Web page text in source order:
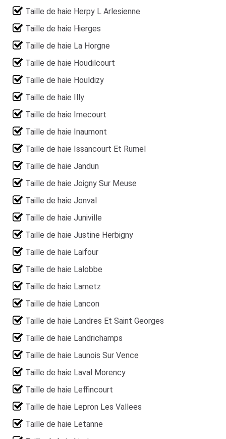
Taille de haie Herpy L Arlesienne
Taille de haie Hierges
Taille de haie La Horgne
Taille de haie Houdilcourt
Taille de haie Houldizy
Taille de haie Illy
Taille de haie Imecourt
Taille de haie Inaumont
Taille de haie Issancourt Et Rumel
Taille de haie Jandun
Taille de haie Joigny Sur Meuse
Taille de haie Jonval
Taille de haie Juniville
Taille de haie Justine Herbigny
Taille de haie Laifour
Taille de haie Lalobbe
Taille de haie Lametz
Taille de haie Lancon
Taille de haie Landres Et Saint Georges
Taille de haie Landrichamps
Taille de haie Launois Sur Vence
Taille de haie Laval Morency
Taille de haie Leffincourt
Taille de haie Lepron Les Vallees
Taille de haie Letanne